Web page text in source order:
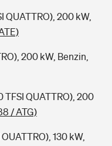
QUATTRO), 200 kW,
200 kW, Benzin,
TFSI QUATTRO), 200
/ ATG)
130 kW,